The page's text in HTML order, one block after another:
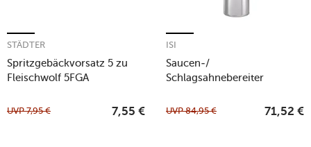
Spritzgebäckvorsatz 5 zu
Fleischwolf 5FGA
STÄDTER
UVP7,95 € 7,55 €
Saucen-/
Schlagsahnebereiter
grün
ISI
UVP84,95 € 71,52 €